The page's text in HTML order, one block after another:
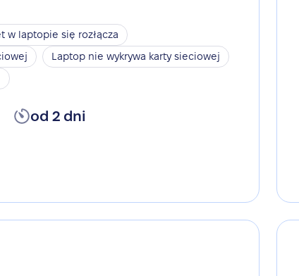
w laptopie się rozłącza
Laptop nie wykrywa karty sieciowej
od 2 dni